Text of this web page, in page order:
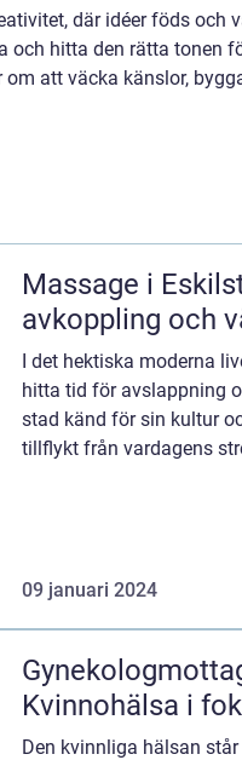
där idéer föds och
hitta den rätta tonen
att väcka känslor,
Massage i
avkoppling och
I det hektiska moderna
hitta tid för avslappning
stad känd för sin kultur
tillflykt från vardagens
09 januari 2024
Kvinnohälsa i
Den kvinnliga hälsan